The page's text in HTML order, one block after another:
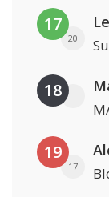
17
20
18
19
17